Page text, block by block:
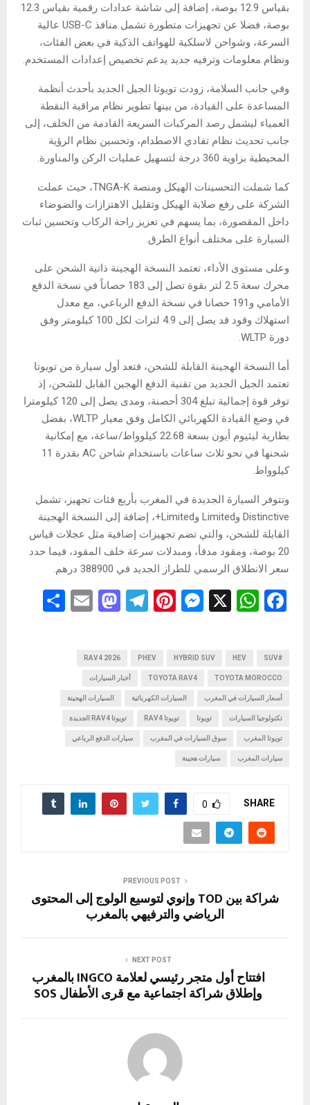
بقياس 12.9 بوصة، إضافة إلى شاشة عدادات رقمية بقياس 12.3
بوصة، فضلا عن تجهيزات متطورة تشمل منافذ USB-C عالية
السرعة، وشواحن لاسلكية للهواتف الذكية في بعض الفئات،
ونظام معلومات وترفيه جديد يدعم تخصيص إعدادات المستخدم.
وفي جانب السلامة، زودت تويوتا الجيل الجديد بأحدث أنظمة
المساعدة على القيادة، من بينها تطوير نظام مراقبة النقطة
العمياء ليشمل رصد المركبات السريعة القادمة من الخلف، إلى
جانب تحديث نظام تفادي الاصطدام، وتحسين نظام الرؤية
المحيطية بزاوية 360 درجة لتسهيل عمليات الركن والمناورة.
كما شملت التحسينات الهيكل ومنصة TNGA-K، حيث عملت
الشركة على رفع صلابة الهيكل وتقليل الاهتزازات والضوضاء
داخل المقصورة، بما يسهم في تعزيز راحة الركاب وتحسين ثبات
السيارة على مختلف أنواع الطرق.
وعلى مستوى الأداء، تعتمد النسخة الهجينة ذاتية الشحن على
محرك سعة 2.5 لتر بقوة تصل إلى 183 حصاناً في نسخة الدفع
الأمامي و191 حصانا في نسخة الدفع الرباعي، مع معدل
استهلاك وقود قد يصل إلى 4.9 لترات لكل 100 كيلومتر وفق
دورة WLTP.
أما النسخة الهجينة القابلة للشحن، فتعد أول سيارة من تويوتا
تعتمد الجيل الجديد من تقنية الدفع الهجين القابل للشحن، إذ
توفر قوة إجمالية تبلغ 304 أحصنة، ومدى يصل إلى 120 كيلومترا
في وضع القيادة الكهربائي الكامل وفق معيار WLTP، بفضل
بطارية ليثيوم أيون بسعة 22.68 كيلوواط/ساعة، مع إمكانية
شحنها في نحو ثلاث ساعات باستخدام شاحن AC بقدرة 11
كيلوواط.
وتتوفر السيارة الجديدة في المغرب بأربع فئات تجهيز، تشمل
Distinctive وLimited وLimited+، إضافة إلى النسخة الهجينة
القابلة للشحن، والتي تضم تجهيزات إضافية مثل عجلات قياس
20 بوصة، ومقود مدفأ، ومبدلات سرعة خلف المقود، فيما حدد
سعر الانطلاق الرسمي للطراز الجديد في 388900 درهم.
F
o
o
k
W
s
A
p
p
X
M
n
g
er
Pi
es
t
T
gr
a
m
M
o
d
o
n
E
#SUV
HEV
HYBRID SUV
PHEV
RAV4 2026
TOYOTA MOROCCO
TOYOTA RAV4 أخبار السيارات
أسعار السيارات في المغرب السيارات الكهربائية السيارات الهجينة
تكنولوجيا السيارات تويوتا تويوتا RAV4 تويوتا RAV4 الجديدة
تويوتا المغرب سوق السيارات في المغرب سيارات الدفع الرباعي
سيارات المغرب سيارات هجينة
SHARE
0
PREVIOUS POST
شراكة بين TOD وإنوي لتوسيع الولوج إلى المحتوى
الرياضي والترفيهي بالمغرب
NEXT POST
افتتاح أول متجر رئيسي لعلامة INGCO بالمغرب
وإطلاق شراكة اجتماعية مع قرى الأطفال SOS